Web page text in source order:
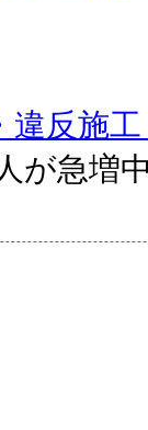
違反施
が急増